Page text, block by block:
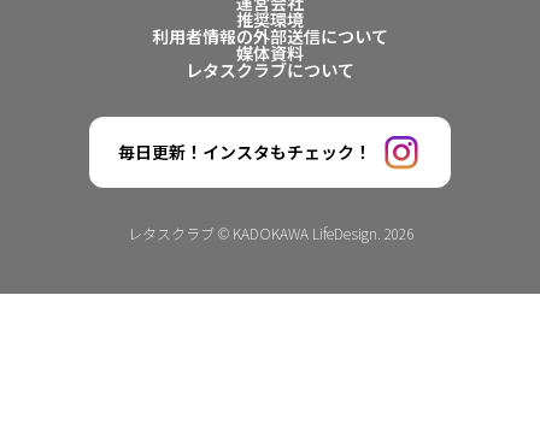
推奨環境
利用者情報の外部送信について
媒体資料
レタスクラブについて
毎日更新！インスタもチェック！
レタスクラブ © KADOKAWA LifeDesign. 2026